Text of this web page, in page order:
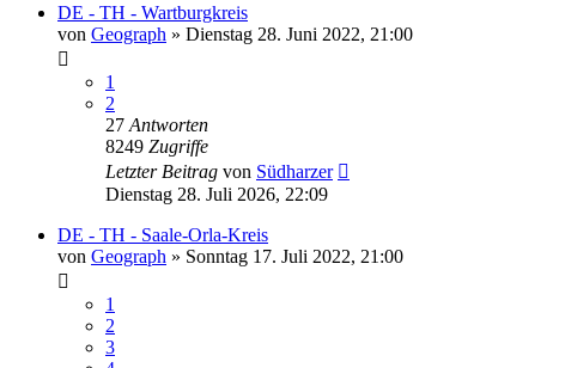
DE - TH - Wartburgkreis
von Geograph » Dienstag 28. Juni 2022, 21:00
1
2
27 Antworten
8249 Zugriffe
Letzter Beitrag von Südharzer
Dienstag 28. Juli 2026, 22:09
DE - TH - Saale-Orla-Kreis
von Geograph » Sonntag 17. Juli 2022, 21:00
1
2
3